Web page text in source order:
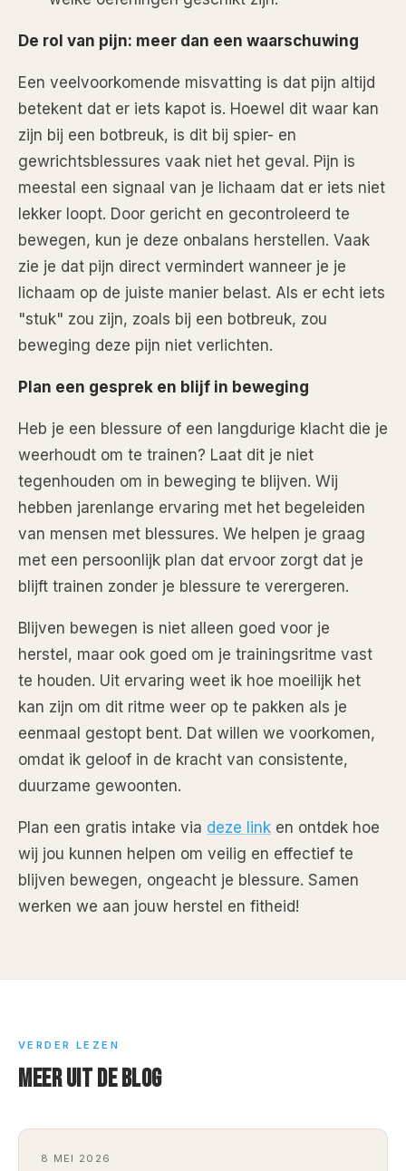
De rol van pijn: meer dan een waarschuwing
Een veelvoorkomende misvatting is dat pijn altijd
betekent dat er iets kapot is. Hoewel dit waar kan
zijn bij een botbreuk, is dit bij spier- en
gewrichtsblessures vaak niet het geval. Pijn is
meestal een signaal van je lichaam dat er iets niet
lekker loopt. Door gericht en gecontroleerd te
bewegen, kun je deze onbalans herstellen. Vaak
zie je dat pijn direct vermindert wanneer je je
lichaam op de juiste manier belast. Als er echt iets
"stuk" zou zijn, zoals bij een botbreuk, zou
beweging deze pijn niet verlichten.
Plan een gesprek en blijf in beweging
Heb je een blessure of een langdurige klacht die je
weerhoudt om te trainen? Laat dit je niet
tegenhouden om in beweging te blijven. Wij
hebben jarenlange ervaring met het begeleiden
van mensen met blessures. We helpen je graag
met een persoonlijk plan dat ervoor zorgt dat je
blijft trainen zonder je blessure te verergeren.
Blijven bewegen is niet alleen goed voor je
herstel, maar ook goed om je trainingsritme vast
te houden. Uit ervaring weet ik hoe moeilijk het
kan zijn om dit ritme weer op te pakken als je
eenmaal gestopt bent. Dat willen we voorkomen,
omdat ik geloof in de kracht van consistente,
duurzame gewoonten.
Plan een gratis intake via deze link en ontdek hoe
wij jou kunnen helpen om veilig en effectief te
blijven bewegen, ongeacht je blessure. Samen
werken we aan jouw herstel en fitheid!
VERDER LEZEN
MEER UIT DE BLOG
8 MEI 2026